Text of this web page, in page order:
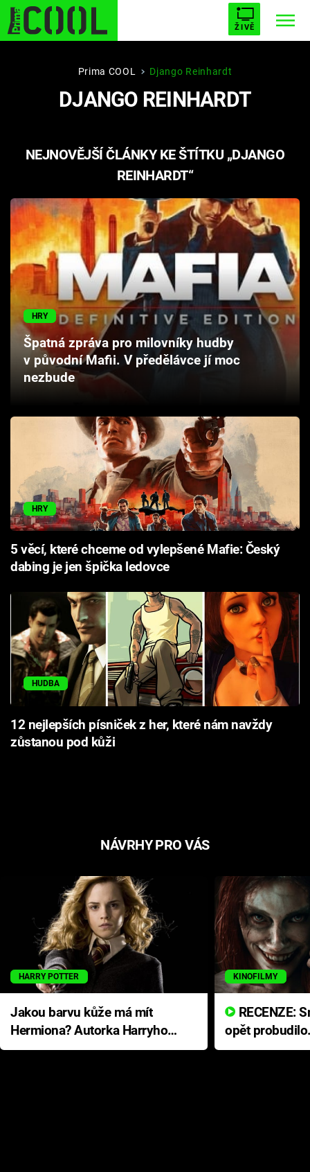
ŽIVĚ
STARHOUSE BUFFY, PŘEMOŽITELKA UPÍRŮ
PLNEJ KOTEL AVENGERS 5
Filmy
Seriály
Hry
Cool Esport
Pořady
Sledujte prima+
Přihlášení
Sledujte nás
Prima COOL Django Reinhardt
DJANGO REINHARDT
NEJNOVĚJŠÍ ČLÁNKY KE ŠTÍTKU „DJANGO
REINHARDT“
HRY
Špatná zpráva pro milovníky hudby
v původní Mafii. V předělávce jí moc
nezbude
HRY
5 věcí, které chceme od vylepšené Mafie: Český
dabing je jen špička ledovce
HUDBA
12 nejlepších písniček z her, které nám navždy
zůstanou pod kůži
NÁVRHY PRO VÁS
HARRY POTTER
Jakou barvu kůže má mít
Hermiona? Autorka Harryho
Pottera přišla s ráznou
KINOFILMY
opět
přichází s